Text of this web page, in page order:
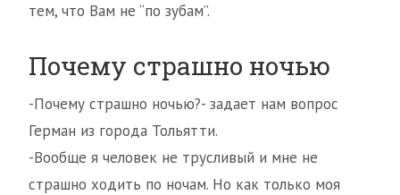
тем, что Вам не “по зубам”.
Почему страшно ночью
-Почему страшно ночью?- задает нам вопрос
Герман из города Тольятти.
-Вообще я человек не трусливый и мне не
страшно ходить по ночам. Но как только моя